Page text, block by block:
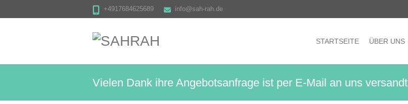
+4917684625689 info@sah-rah.de
STARTSEITE ÜBER UNS
Vielen Dank ihre Angebotsanfrage ist per E-Mail an uns versandt